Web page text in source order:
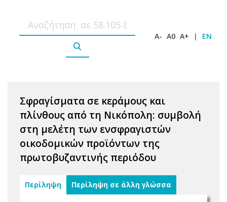
A- A0 A+ | EN
Σφραγίσματα σε κεράμους και
πλίνθους από τη Νικόπολη: συμβολή
στη μελέτη των ενσφραγιστών
οικοδομικών προϊόντων της
πρωτοβυζαντινής περιόδου
Περίληψη Περίληψη σε άλλη γλώσσα